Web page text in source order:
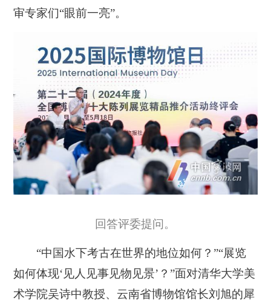
审专家们“眼前一亮”。
回答评委提问。
“中国水下考古在世界的地位如何？”“展览
如何体现‘见人见事见物见景’？”面对清华大学美
术学院吴诗中教授、云南省博物馆馆长刘旭的犀